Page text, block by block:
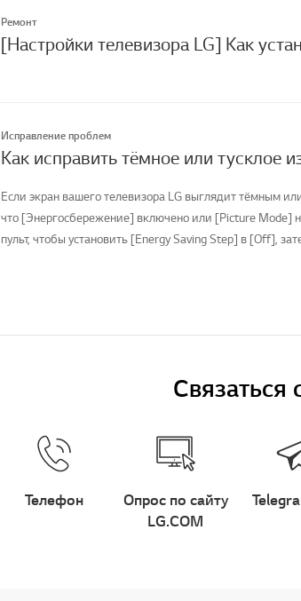
Ремонт
Исправление проблем
Если экран вашего телевизора LG выглядит тёмным
что [Энергосбережение] включено или [Picture Mode]
пульт, чтобы установить [Energy Saving Step] в [Off],
Связаться
Телефон
Опрос по сайту
LG.COM